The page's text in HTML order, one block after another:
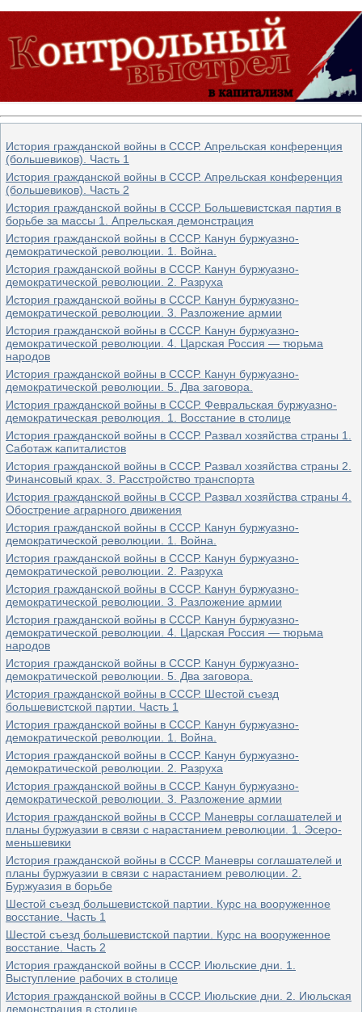
История гражданской войны в СССР. Апрельская конференция
(большевиков). Часть 1
История гражданской войны в СССР. Апрельская конференция
(большевиков). Часть 2
История гражданской войны в СССР. Большевистская партия в
борьбе за массы 1. Апрельская демонстрация
История гражданской войны в СССР. Канун буржуазно-
демократической революции. 1. Война.
История гражданской войны в СССР. Канун буржуазно-
демократической революции. 2. Разруха
История гражданской войны в СССР. Канун буржуазно-
демократической революции. 3. Разложение армии
История гражданской войны в СССР. Канун буржуазно-
демократической революции. 4. Царская Россия — тюрьма
народов
История гражданской войны в СССР. Канун буржуазно-
демократической революции. 5. Два заговора.
История гражданской войны в СССР. Февральская буржуазно-
демократическая революция. 1. Восстание в столице
История гражданской войны в СССР. Развал хозяйства страны 1.
Саботаж капиталистов
История гражданской войны в СССР. Развал хозяйства страны 2.
Финансовый крах. 3. Расстройство транспорта
История гражданской войны в СССР. Развал хозяйства страны 4.
Обострение аграрного движения
История гражданской войны в СССР. Канун буржуазно-
демократической революции. 1. Война.
История гражданской войны в СССР. Канун буржуазно-
демократической революции. 2. Разруха
История гражданской войны в СССР. Канун буржуазно-
демократической революции. 3. Разложение армии
История гражданской войны в СССР. Канун буржуазно-
демократической революции. 4. Царская Россия — тюрьма
народов
История гражданской войны в СССР. Канун буржуазно-
демократической революции. 5. Два заговора.
История гражданской войны в СССР. Шестой съезд
большевистской партии. Часть 1
История гражданской войны в СССР. Канун буржуазно-
демократической революции. 1. Война.
История гражданской войны в СССР. Канун буржуазно-
демократической революции. 2. Разруха
История гражданской войны в СССР. Канун буржуазно-
демократической революции. 3. Разложение армии
История гражданской войны в СССР. Маневры соглашателей и
планы буржуазии в связи с нарастанием революции. 1. Эсеро-
меньшевики
История гражданской войны в СССР. Маневры соглашателей и
планы буржуазии в связи с нарастанием революции. 2.
Буржуазия в борьбе
Шестой съезд большевистской партии. Курс на вооруженное
восстание. Часть 1
Шестой съезд большевистской партии. Курс на вооруженное
восстание. Часть 2
История гражданской войны в СССР. Июльские дни. 1.
Выступление рабочих в столице
История гражданской войны в СССР. Июльские дни. 2. Июльская
демонстрация в столице